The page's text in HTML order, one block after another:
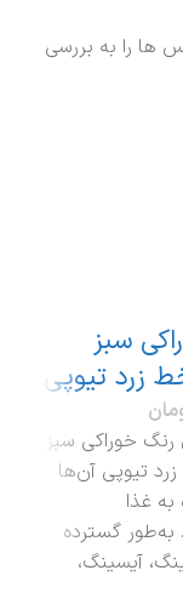
ها را به بررسی
سبز
زرد تیوپی
خوراکی سبز
تیوپی آن‌ها
به غذا
گسترده
آیسینگ،